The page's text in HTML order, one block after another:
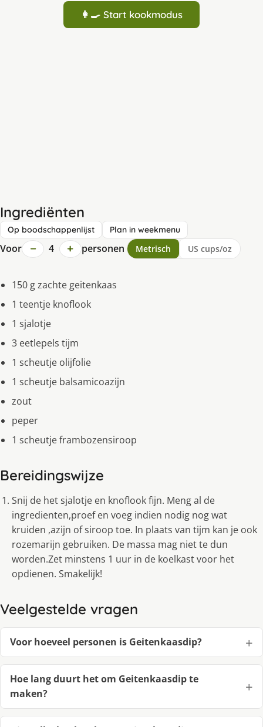
👩‍🍳 Start kookmodus
Ingrediënten
Op boodschappenlijst Plan in weekmenu
Voor − 4 + personen Metrisch US cups/oz
150 g zachte geitenkaas
1 teentje knoflook
1 sjalotje
3 eetlepels tijm
1 scheutje olijfolie
1 scheutje balsamicoazijn
zout
peper
1 scheutje frambozensiroop
Bereidingswijze
Snij de het sjalotje en knoflook fijn. Meng al de
ingredienten,proef en voeg indien nodig nog wat
kruiden ,azijn of siroop toe. In plaats van tijm kan je ook
rozemarijn gebruiken. De massa mag niet te dun
worden.Zet minstens 1 uur in de koelkast voor het
opdienen. Smakelijk!
Veelgestelde vragen
Voor hoeveel personen is Geitenkaasdip?
Hoe lang duurt het om Geitenkaasdip te
maken?